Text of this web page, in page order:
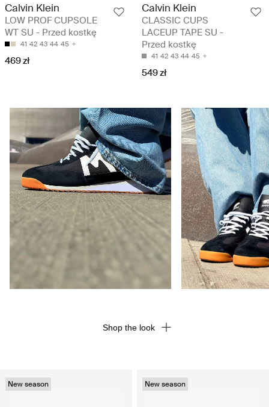
Calvin Klein
LOW PROF CUPSOLE
WT SU - Przed kostkę
41 42 43 44 45
469 zł
Calvin Klein
CLASSIC CUPS
LACEUP TAPE SU -
Przed kostkę
41 42 43 44 45
549 zł
New season New season
Shop the look